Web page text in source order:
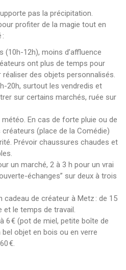
pas la précipitation.
profiter de la magie tout en
:
(10h-12h), moins d’affluence
ont plus de temps pour
des objets personnalisés.
20h, surtout les vendredis et
sur certains marchés, ruée sur
En cas de forte pluie ou de
(place de la Comédie)
Prévoir chaussures chaudes et
un marché, 2 à 3 h pour un vrai
échanges” sur deux à trois
cadeau de créateur à Metz : de 15
et le temps de travail.
6 € (pot de miel, petite boîte de
objet en bois ou en verre
€.